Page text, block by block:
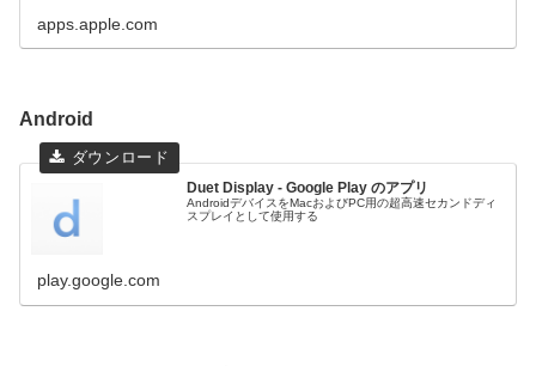
apps.apple.com
Android
Duet Display - Google Play のアプリ
AndroidデバイスをMacおよびPC用の超高速セカンドディ
スプレイとして使用する
play.google.com